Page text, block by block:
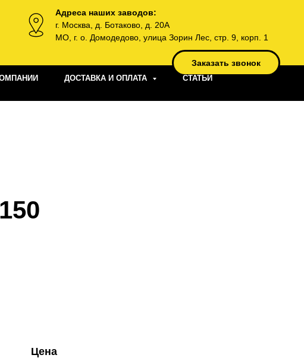
Адреса наших заводов:
г. Москва, д. Ботаково, д. 20А
МО, г. о. Домодедово, улица Зорин Лес, стр. 9, корп. 1
Заказать звонок
ДОСТАВКА И ОПЛАТА
СТАТЬИ
Цена